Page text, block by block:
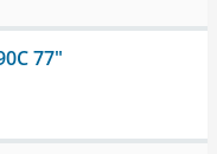
77"